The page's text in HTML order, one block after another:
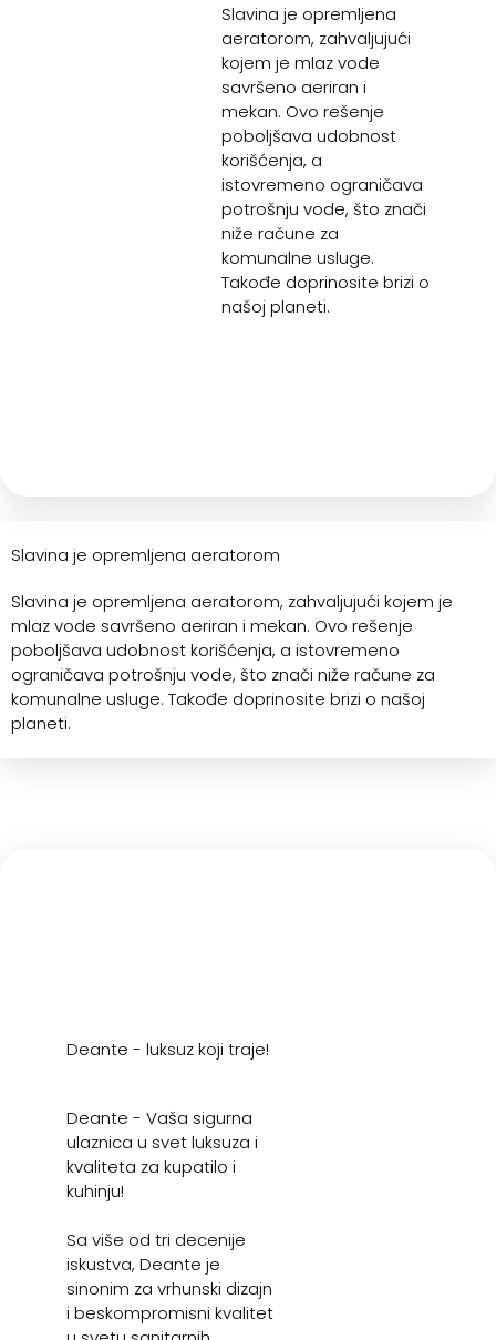
Slavina je opremljena
aeratorom, zahvaljujući
kojem je mlaz vode
savršeno aeriran i
mekan. Ovo rešenje
poboljšava udobnost
korišćenja, a
istovremeno ograničava
potrošnju vode, što znači
niže račune za
komunalne usluge.
Takođe doprinosite brizi o
našoj planeti.
Slavina je opremljena aeratorom
Slavina je opremljena aeratorom, zahvaljujući kojem je
mlaz vode savršeno aeriran i mekan. Ovo rešenje
poboljšava udobnost korišćenja, a istovremeno
ograničava potrošnju vode, što znači niže račune za
komunalne usluge. Takođe doprinosite brizi o našoj
planeti.
Deante - luksuz koji traje!
Deante - Vaša sigurna
ulaznica u svet luksuza i
kvaliteta za kupatilo i
kuhinju!
Sa više od tri decenije
iskustva, Deante je
sinonim za vrhunski dizajn
i beskompromisni kvalitet